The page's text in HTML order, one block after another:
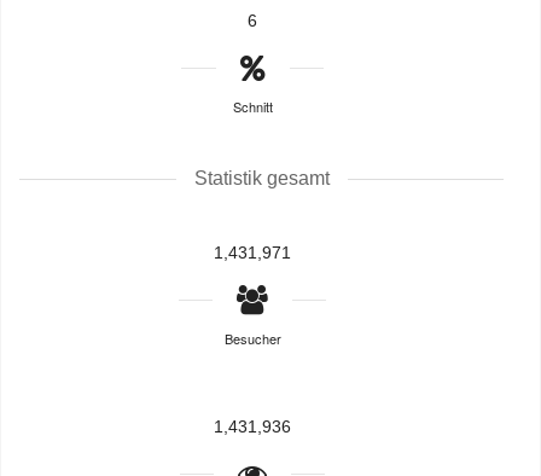
6
Schnitt
Statistik gesamt
1,431,971
Besucher
1,431,936